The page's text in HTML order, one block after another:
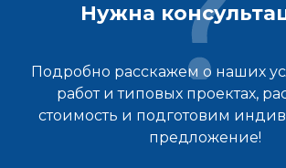
Нужна
Подробно расскажем о наших
работ и типовых проектах,
стоимость и подготовим
предложение!